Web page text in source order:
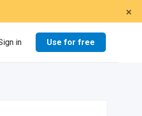
×
in Use for free